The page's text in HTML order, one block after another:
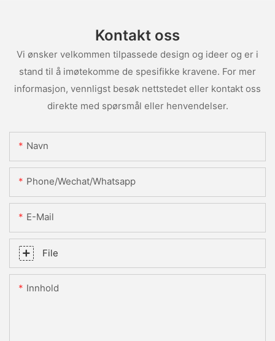
Kontakt oss
Vi ønsker velkommen tilpassede design og ideer og er i
stand til å imøtekomme de spesifikke kravene. For mer
informasjon, vennligst besøk nettstedet eller kontakt oss
direkte med spørsmål eller henvendelser.
Navn
Phone/Wechat/Whatsapp
E-Mail
File
Innhold